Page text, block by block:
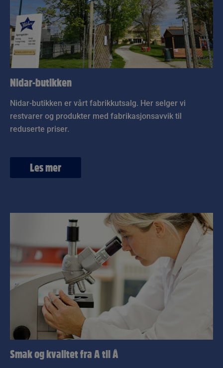
Nidar-butikken
Nidar-butikken er vårt fabrikkutsalg. Her selger vi
restvarer og produkter med fabrikasjonsavvik til
reduserte priser.
Les mer
Smak og kvalitet fra A til Å